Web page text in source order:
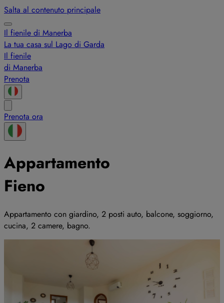
Salta al contenuto principale
Il fienile di Manerba
La tua casa sul Lago di Garda
Il fienile
di Manerba
Prenota
Prenota ora
Appartamento
Fieno
Appartamento con giardino, 2 posti auto, balcone, soggiorno,
cucina, 2 camere, bagno.